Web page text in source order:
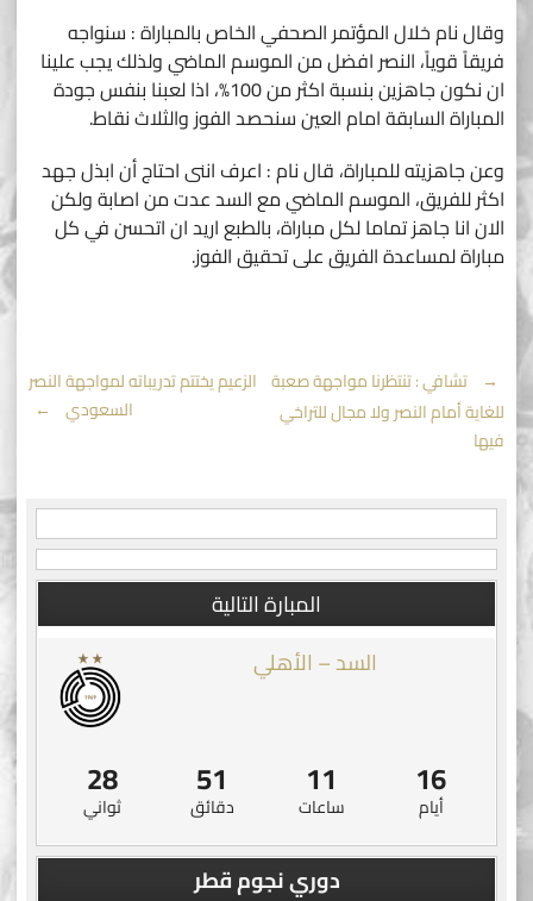
وقال نام خلال المؤتمر الصحفي الخاص بالمباراة : سنواجه
فريقاً قوياً، النصر افضل من الموسم الماضي ولذلك يجب علينا
ان نكون جاهزين بنسبة اكثر من 100%، اذا لعبنا بنفس جودة
المباراة السابقة امام العين سنحصد الفوز والثلاث نقاط.
وعن جاهزيته للمباراة، قال نام : اعرف اننى احتاج أن ابذل جهد
اكثر للفريق، الموسم الماضي مع السد عدت من اصابة ولكن
الان انا جاهز تماما لكل مباراة، بالطبع اريد ان اتحسن في كل
مباراة لمساعدة الفريق على تحقيق الفوز.
Post
navigation
← تشافي : تنتظرنا مواجهة صعبة
للغاية أمام النصر ولا مجال للتراخي
فيها
الزعيم يختتم تدريباته لمواجهة النصر
السعودي →
المبارة التالية
السد – الأهلي
16
أيام
11
ساعات
51
دقائق
28
ثواني
دوري نجوم قطر